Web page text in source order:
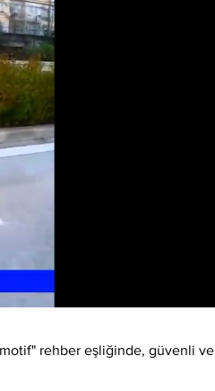
rehber eşliğinde, güvenli ve